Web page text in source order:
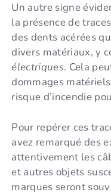
Un autre signe
la présence de
des dents acérées
divers matériaux, y
électriques. Cela
dommages
risque d’incendie
Pour repérer ces
avez remarqué des
attentivement les
et autres objets
marques seront